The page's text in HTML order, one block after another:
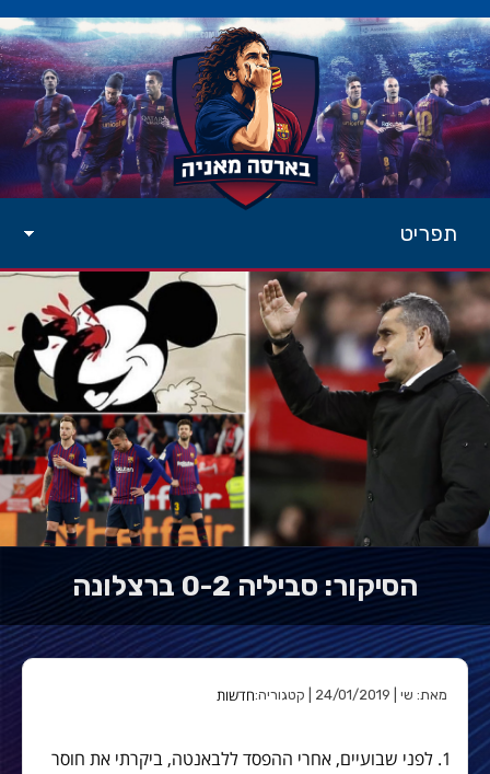
תפריט
הסיקור: סביליה 0-2 ברצלונה
מאת: שי | 24/01/2019 | קטגוריה: חדשות
1. לפני שבועיים, אחרי ההפסד ללבאנטה, ביקרתי את חוסר